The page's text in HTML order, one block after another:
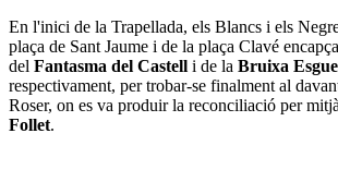
En l'inici de la Trapellada, els Blancs i els
plaça de Sant Jaume i de la plaça Clavé
del Fantasma del Castell i de la Bruixa
respectivament, per trobar-se finalment al
Roser, on es va produir la reconciliació per
Follet.